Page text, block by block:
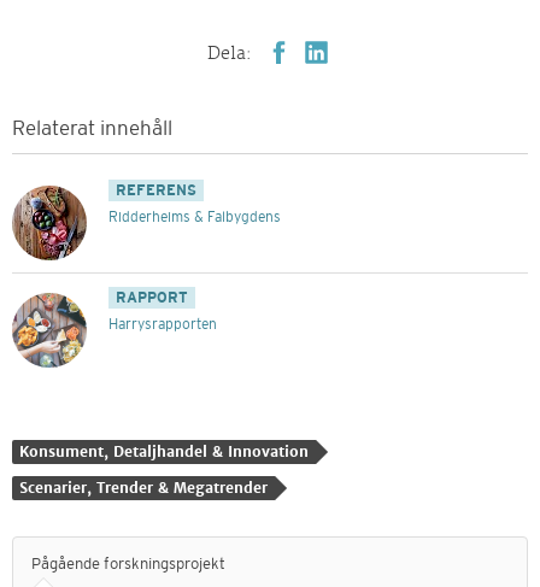
Dela:
Relaterat innehåll
REFERENS
Ridderheims & Falbygdens
RAPPORT
Harrysrapporten
Konsument, Detaljhandel & Innovation
Scenarier, Trender & Megatrender
Pågående forskningsprojekt